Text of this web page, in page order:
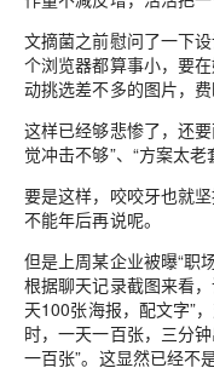
文摘菌之前慰问了一下
个浏览器都算事小，要在
动挑选差不多的图片，费
这样已经够悲惨了，还
觉冲击不够”、“方案太
要是这样，咬咬牙也就
不能年后再说呢。
但是上周某企业被曝“职
根据聊天记录截图来看
天100张海报，配文字”
时，一天一百张，三分钟
一百张”。 这显然已经不